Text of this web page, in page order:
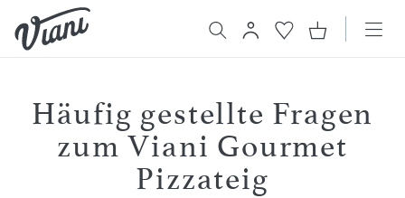
Häufig gestellte Fragen
zum Viani Gourmet
Pizzateig